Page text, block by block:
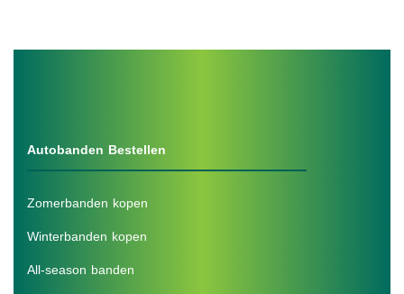
Autobanden Bestellen
Zomerbanden kopen
Winterbanden kopen
All-season banden